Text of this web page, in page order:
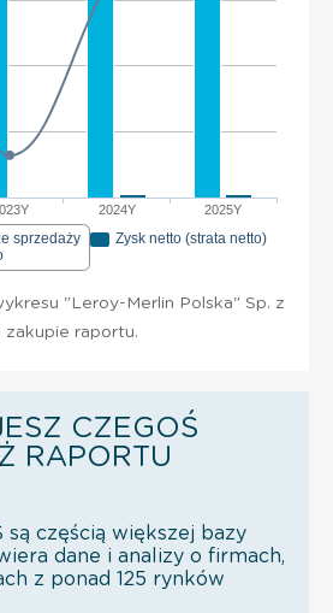
2024Y 2025Y
sprzedaży
Zysk netto (strata netto)
"Leroy-Merlin Polska" Sp. z
zakupie raportu.
CZEGOŚ
RAPORTU
są częścią większej bazy
dane i analizy o firmach,
z ponad 125 rynków